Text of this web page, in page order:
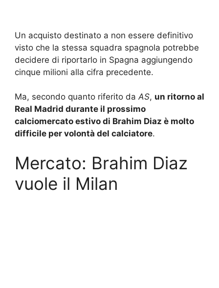
Un acquisto destinato a non essere definitivo
visto che la stessa squadra spagnola potrebbe
decidere di riportarlo in Spagna aggiungendo
cinque milioni alla cifra precedente.
Ma, secondo quanto riferito daAS, un ritorno al
Real Madrid durante il prossimo
calciomercato estivo di Brahim Diaz è molto
difficile per volontà del calciatore.
Mercato: Brahim Diaz
vuole il Milan